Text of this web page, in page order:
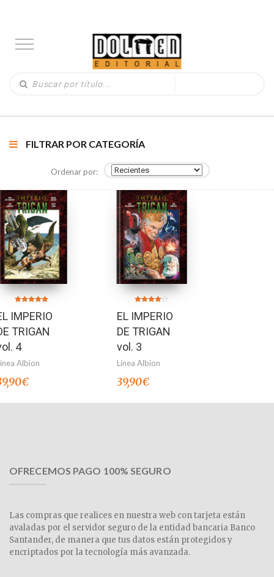
FILTRAR POR CATEGORÍA
Ordenar por:
5.00
de 5
IMPERIO
TRIGAN
4
Albion
€
en
4.00
de 5
EL IMPERIO
DE TRIGAN
vol. 3
Línea Albion
39,90€
OFRECEMOS PAGO 100% SEGURO
Las compras que realices en nuestra web con tarjeta están
avaladas por el servidor seguro de la entidad bancaria Banco
Santander, de manera que tus datos están protegidos y
encriptados por la tecnología más avanzada.